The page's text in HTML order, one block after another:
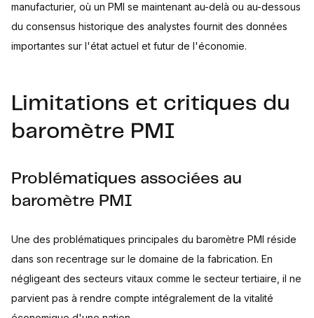
manufacturier, où un PMI se maintenant au-delà ou au-dessous
du consensus historique des analystes fournit des données
importantes sur l'état actuel et futur de l'économie.
Limitations et critiques du
baromètre PMI
Problématiques associées au
baromètre PMI
Une des problématiques principales du baromètre PMI réside
dans son recentrage sur le domaine de la fabrication. En
négligeant des secteurs vitaux comme le secteur tertiaire, il ne
parvient pas à rendre compte intégralement de la vitalité